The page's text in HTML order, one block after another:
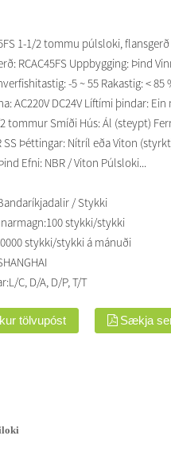
1-1/2 tommu púlsloki,
RCAC45FS Uppbygging: Þind
-5 ~ 55 Rakastig: <
AC220V DC24V Líftími þindar:
tommur Smíði Hús: Ál (steypt)
SS Þéttingar: Nítríl eða Viton
Efni: NBR / Viton Púlsloki...
/ Stykki
100 stykki/stykki
stykki/stykki á mánuði
L/C, D/A, D/P, T/T
tölvupóst Sækja